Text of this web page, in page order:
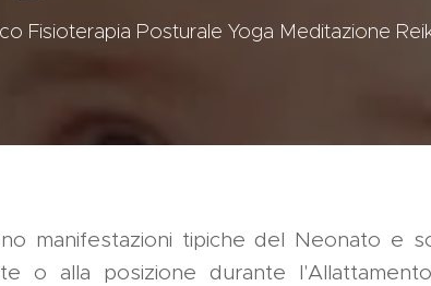
Fisioterapia Posturale Yoga Meditazione
manifestazioni tipiche del Neonato e
o alla posizione durante